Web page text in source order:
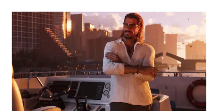
美股创4月份以来最大单周涨幅
台风白海豚登陆点缩圈
女子被狗舔脚确诊三级暴露 医生回应
泰国校园枪击事件已致8死30余伤
光伏八巨头签署“不低于成本价”倡议